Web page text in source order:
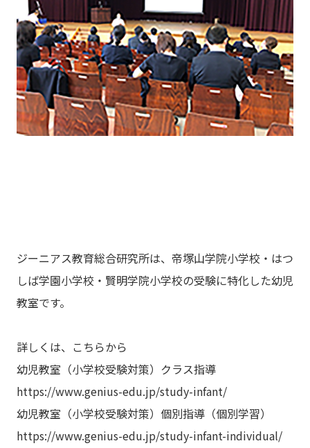
ジーニアス教育総合研究所は、帝塚山学院小学校・はつ
しば学園小学校・賢明学院小学校の受験に特化した幼児
教室です。
詳しくは、こちらから
幼児教室（小学校受験対策）クラス指導
https://www.genius-edu.jp/study-infant/
幼児教室（小学校受験対策）個別指導（個別学習）
https://www.genius-edu.jp/study-infant-individual/